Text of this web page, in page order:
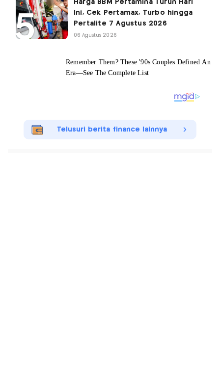
Harga BBM Pertamina Turun Hari
Ini, Cek Pertamax, Turbo hingga
Pertalite 7 Agustus 2026
06 Agustus 2026
Telusuri berita finance lainnya